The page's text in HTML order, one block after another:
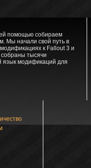
помощью собираем
Мы начали свой путь в
к Fallout 3 и
тысячи
язык модификаций для